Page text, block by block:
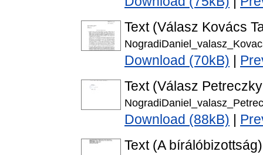
Text (Válasz Kovács
Download (70kB)
Text (Válasz
Download (88kB)
Text (A bírálóbizottság)